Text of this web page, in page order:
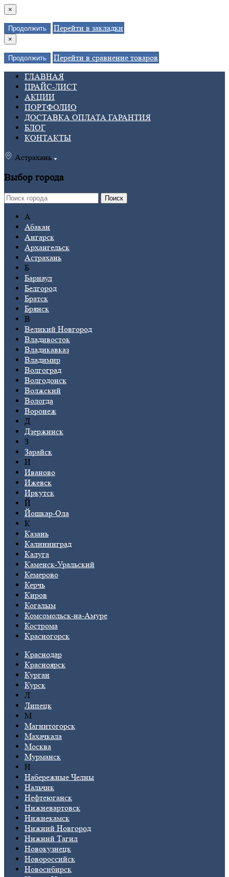
×
Продолжить Перейти в закладки
×
Продолжить
Перейти в сравнение товаров
ГЛАВНАЯ
ПРАЙС-ЛИСТ
АКЦИИ
ПОРТФОЛИО
ДОСТАВКА ОПЛАТА ГАРАНТИЯ
БЛОГ
КОНТАКТЫ
Астрахань
Выбор города
Поиск
А
Абакан
Ангарск
Архангельск
Астрахань
Б
Барнаул
Белгород
Братск
Брянск
В
Великий Новгород
Владивосток
Владикавказ
Владимир
Волгоград
Волгодонск
Волжский
Вологда
Воронеж
Д
Дзержинск
З
Зарайск
И
Иваново
Ижевск
Иркутск
Й
Йошкар-Ола
К
Казань
Калининград
Калуга
Каменск-Уральский
Кемерово
Керчь
Киров
Когалым
Комсомольск-на-Амуре
Кострома
Красногорск
Краснодар
Красноярск
Курган
Курск
Л
Липецк
М
Магнитогорск
Махачкала
Москва
Мурманск
Н
Набережные Челны
Нальчик
Нефтеюганск
Нижневартовск
Нижнекамск
Нижний Новгород
Нижний Тагил
Новокузнецк
Новороссийск
Новосибирск